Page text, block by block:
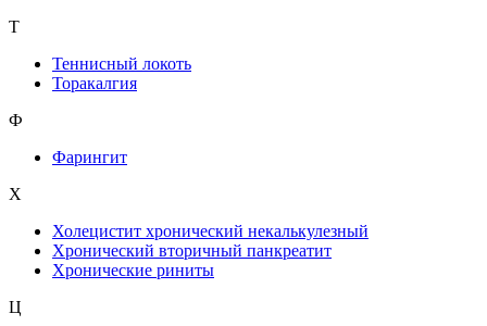
Т
Теннисный локоть
Торакалгия
Ф
Фарингит
X
Холецистит хронический некалькулезный
Хронический вторичный панкреатит
Хронические риниты
Ц